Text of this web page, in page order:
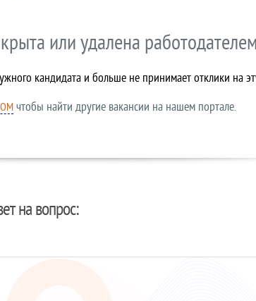
или удалена работодателем
кандидата и больше не принимает отклики на
чтобы найти другие вакансии на нашем портале.
на вопрос: